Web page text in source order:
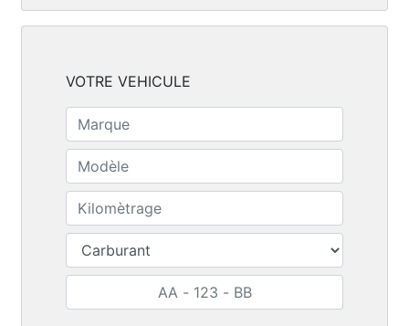
VOTRE VEHICULE